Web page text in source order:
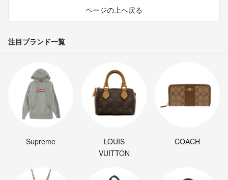
ページの上へ戻る
注目ブランド一覧
Supreme
LOUIS
VUITTON
COACH